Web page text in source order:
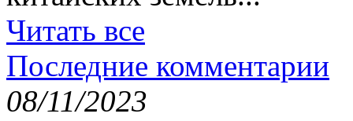
Читать все
Последние комментарии
08/11/2023